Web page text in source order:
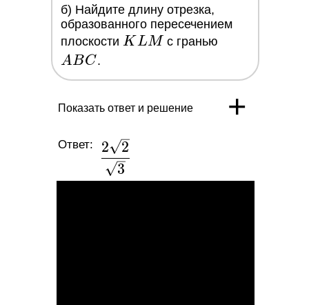
б) Найдите длину отрезка,
образованного пересечением
плоскости KLM
KLM с гранью
ABC.
Показать ответ и решение +
Ответ:
\dfrac{2\sqrt{2}}
{\sqrt{3}}
3
2 2